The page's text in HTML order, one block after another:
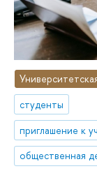
студенты
приглашение к
общественная